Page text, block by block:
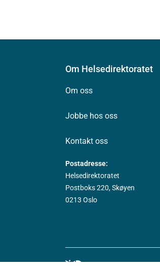
Om Helsedirektoratet
Om oss
Jobbe hos oss
Kontakt oss
Postadresse:
Helsedirektoratet
Postboks 220, Skøyen
0213 Oslo